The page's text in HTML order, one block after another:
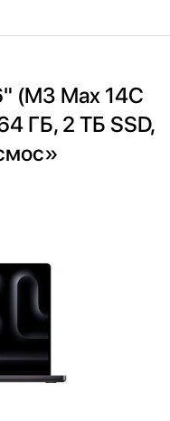
(M3 Max 14C
ГБ, 2 ТБ SSD,